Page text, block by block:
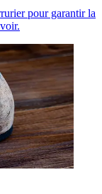
pour garantir la